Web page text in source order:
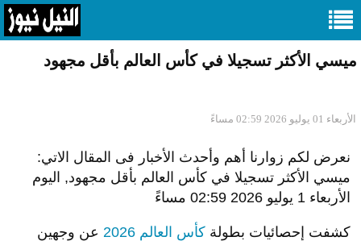
ميسي الأكثر تسجيلا في كأس العالم بأقل مجهود
الأربعاء 01 يوليو 2026 02:59 مساءً
نعرض لكم زوارنا أهم وأحدث الأخبار فى المقال الاتي:
ميسي الأكثر تسجيلا في كأس العالم بأقل مجهود, اليوم
الأربعاء 1 يوليو 2026 02:59 مساءً
كشفت إحصائيات بطولة كأس العالم 2026
عن وجهين